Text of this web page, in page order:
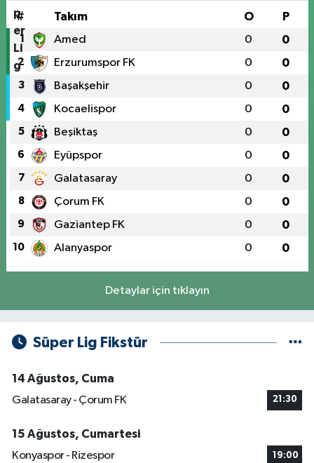
# Takım O P
1 Amed 0 0
2 Erzurumspor FK 0 0
3 Başakşehir 0 0
4 Kocaelispor 0 0
5 Beşiktaş 0 0
6 Eyüpspor 0 0
7 Galatasaray 0 0
8 Çorum FK 0 0
9 Gaziantep FK 0 0
10 Alanyaspor 0 0
Detaylar için tıklayın
Süper Lig Fikstür
14 Ağustos, Cuma
Galatasaray - Çorum FK
21:30
15 Ağustos, Cumartesi
Konyaspor - Rizespor
19:00